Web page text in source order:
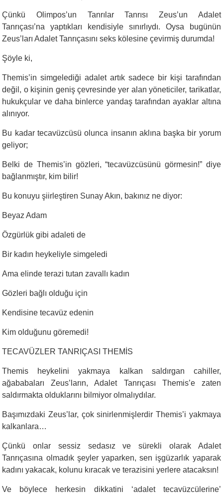
Çünkü Olimpos’un Tanrılar Tanrısı Zeus’un Adalet
Tanrıçası’na yaptıkları kendisiyle sınırlıydı. Oysa bugünün
Zeus’ları Adalet Tanrıçasını seks kölesine çevirmiş durumda!
Şöyle ki,
Themis’in simgelediği adalet artık sadece bir kişi tarafından
değil, o kişinin geniş çevresinde yer alan yöneticiler, tarikatlar,
hukukçular ve daha binlerce yandaş tarafından ayaklar altına
alınıyor.
Bu kadar tecavüzcüsü olunca insanın aklına başka bir yorum
geliyor;
Belki de Themis’in gözleri, “tecavüzcüsünü görmesin!” diye
bağlanmıştır, kim bilir!
Bu konuyu şiirleştiren Sunay Akın, bakınız ne diyor:
Beyaz Adam
Özgürlük gibi adaleti de
Bir kadın heykeliyle simgeledi
Ama elinde terazi tutan zavallı kadın
Gözleri bağlı olduğu için
Kendisine tecavüz edenin
Kim olduğunu göremedi!
TECAVÜZLER TANRIÇASI THEMİS
Themis heykelini yakmaya kalkan saldırgan cahiller,
ağababaları Zeus’ların, Adalet Tanrıçası Themis’e zaten
saldırmakta olduklarını bilmiyor olmalıydılar.
Başımızdaki Zeus’lar, çok sinirlenmişlerdir Themis’i yakmaya
kalkanlara…
Çünkü onlar sessiz sedasız ve sürekli olarak Adalet
Tanrıçasına olmadık şeyler yaparken, sen işgüzarlık yaparak
kadını yakacak, kolunu kıracak ve terazisini yerlere atacaksın!
Ve böylece herkesin dikkatini ‘adalet tecavüzcülerine’